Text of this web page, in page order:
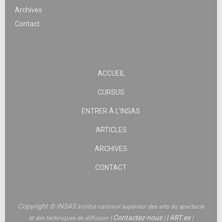
Archives
Contact
ACCUEIL
CURSUS
ENTRER À L’INSAS
ARTICLES
ARCHIVES
CONTACT
Copyright © INSASInstitut national supérieur des arts du spectacle
et des techniques de diffusion |Contactez-nous||ART.es|